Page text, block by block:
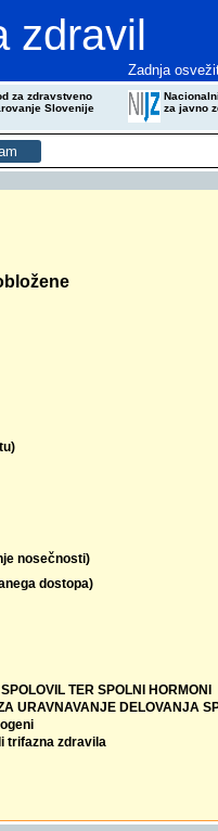
zdravil
Zadnja
za zdravstveno
Slovenije
za javno
nosečnosti)
dostopa)
TER SPOLNI HORMONI
URAVNAVANJE DELOVANJA
trifazna zdravila